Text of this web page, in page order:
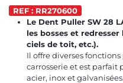
REF : RR270600
Le Dent Puller SW 28
les bosses et
ciels de toit, etc.).
Il offre diverses
carrosserie et est parfait
acier, inox et galvanisées.